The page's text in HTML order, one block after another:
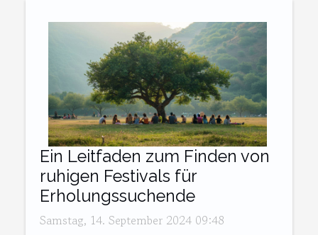
Ein Leitfaden zum Finden von
ruhigen Festivals für
Erholungssuchende
Samstag, 14. September 2024 09:48